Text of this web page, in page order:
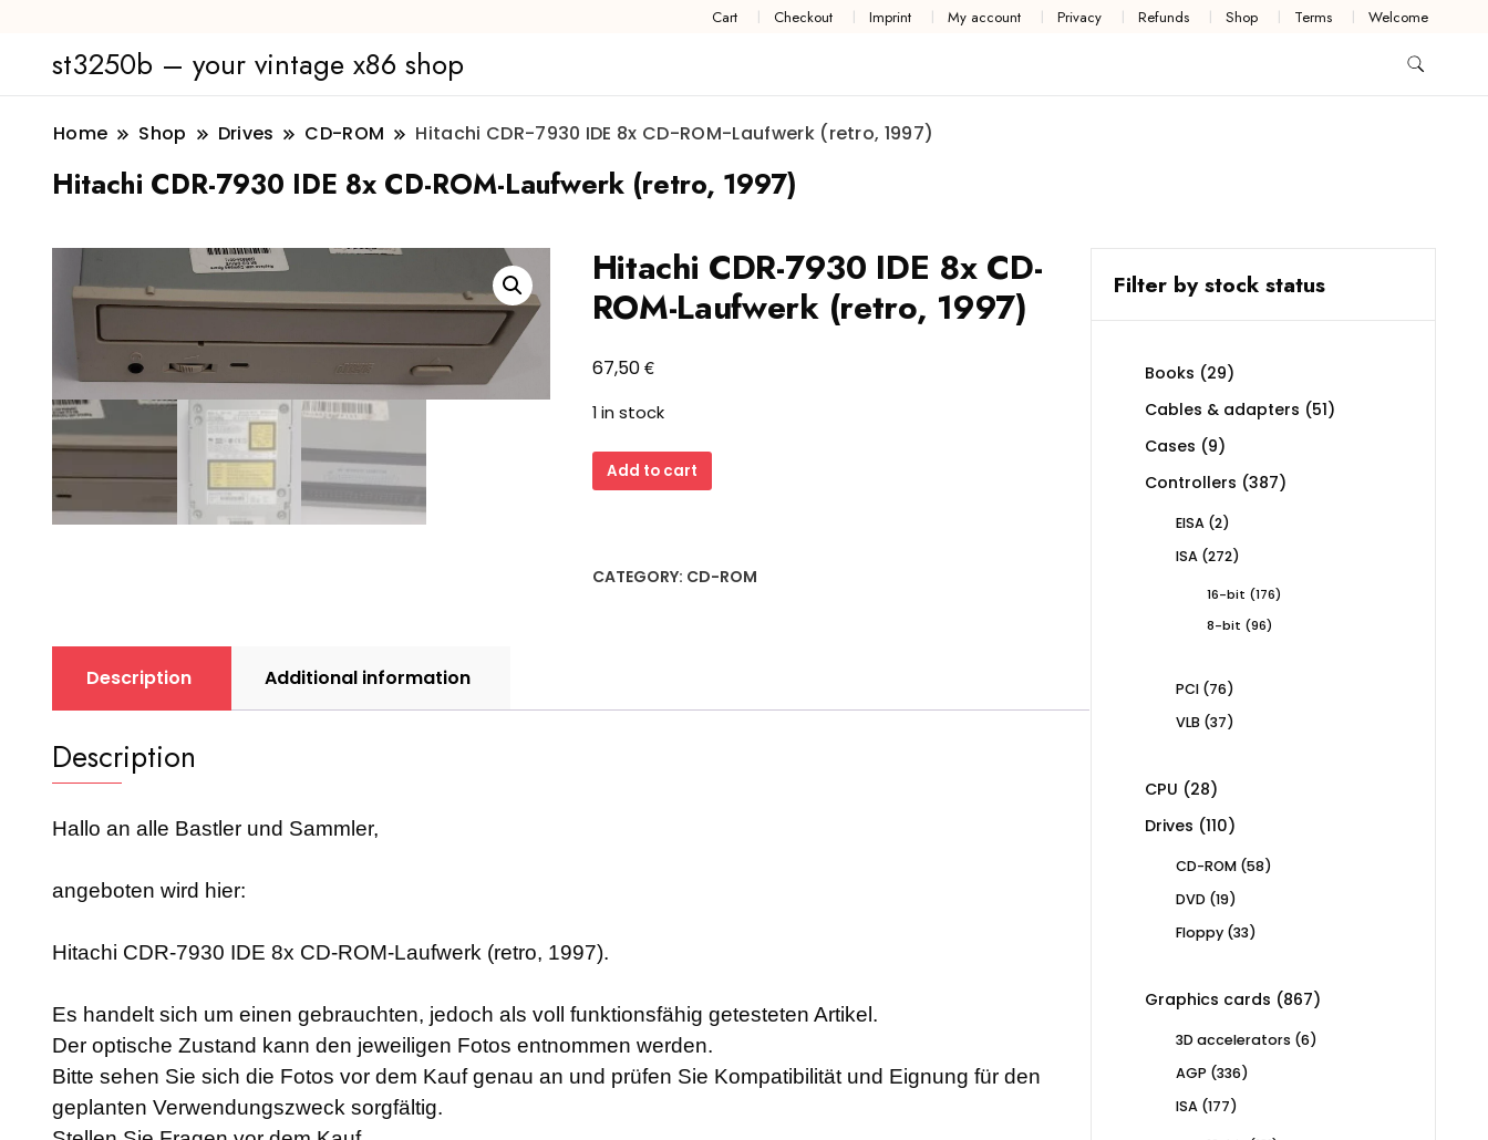
Cart Checkout Imprint My account Privacy Refunds Shop Terms Welcome
st3250b – your vintage x86 shop
Home Shop Drives CD-ROM Hitachi CDR-7930 IDE 8x CD-ROM-Laufwerk (retro, 1997)
Hitachi CDR-7930 IDE 8x CD-ROM-Laufwerk (retro, 1997)
Hitachi CDR-7930 IDE 8x CD-
ROM-Laufwerk (retro, 1997)
67,50€
1 in stock
Hitachi
CDR-
8x
Add to cart
CATEGORY: CD-ROM
Description Additional information
Description
Hallo an alle Bastler und Sammler,
angeboten wird hier:
Hitachi CDR-7930 IDE 8x CD-ROM-Laufwerk (retro, 1997).
Es handelt sich um einen gebrauchten, jedoch als voll funktionsfähig getesteten Artikel.
Der optische Zustand kann den jeweiligen Fotos entnommen werden.
Bitte sehen Sie sich die Fotos vor dem Kauf genau an und prüfen Sie Kompatibilität und Eignung für den
geplanten Verwendungszweck sorgfältig.
Filter by stock status
Books 2929
Cables & adapters 5151
Cases 99
products
Controllers 387387
EISA 22
ISA 272272
16-bit 176176
8-bit 9696
PCI 7676
VLB 3737
CPU 2828
products
Drives 110110
CD-ROM 5858
DVD 1919
Floppy 3333
Graphics cards 867867
3D accelerators 66
AGP 336336
ISA 177177